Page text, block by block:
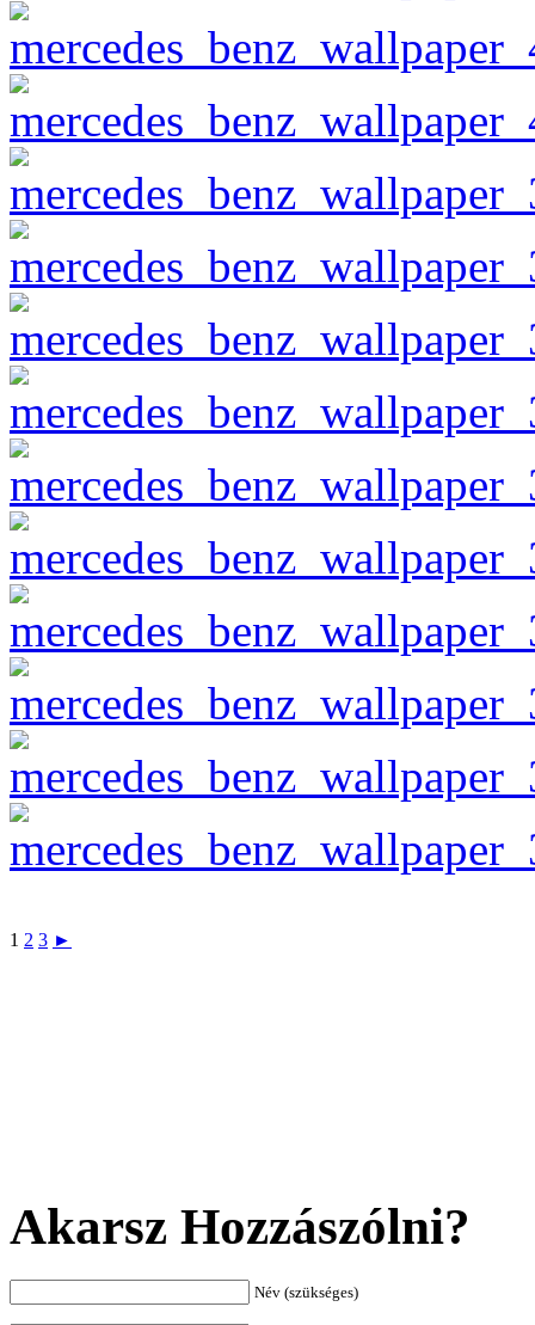
1 2 3 ►
Akarsz Hozzászólni?
Név (szükséges)